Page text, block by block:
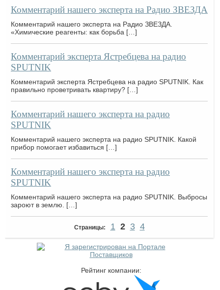
Комментарий нашего эксперта на Радио ЗВЕЗДА
Комментарий нашего эксперта на Радио ЗВЕЗДА.
«Химические реагенты: как борьба […]
Комментарий эксперта Ястребцева на радио
SPUTNIK
Комментарий эксперта Ястребцева на радио SPUTNIK. Как
правильно проветривать квартиру? […]
Комментарий нашего эксперта на радио
SPUTNIK
Комментарий нашего эксперта на радио SPUTNIK. Какой
прибор помогает избавиться […]
Комментарий нашего эксперта на радио
SPUTNIK
Комментарий нашего эксперта на радио SPUTNIK. Выбросы
зароют в землю. […]
Страницы: 1 2 3 4
Рейтинг компании: